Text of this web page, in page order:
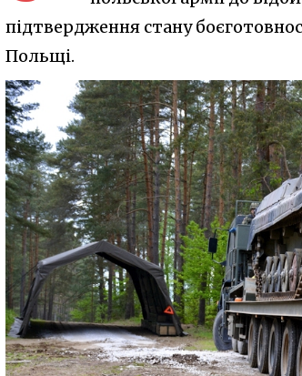
підтвердження стану
Польщі.